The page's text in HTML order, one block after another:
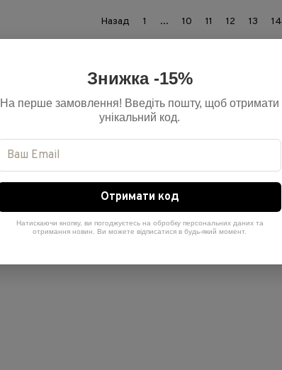
Назад 1 ... 10 11 12 13 14
Знижка -15%
На перше замовлення! Введіть пошту, щоб отримати
унікальний код.
Отримати код
Натискаючи кнопку, ви погоджуєтесь на обробку персональних даних та
отримання новин. Ви можете відписатися в будь-який момент.